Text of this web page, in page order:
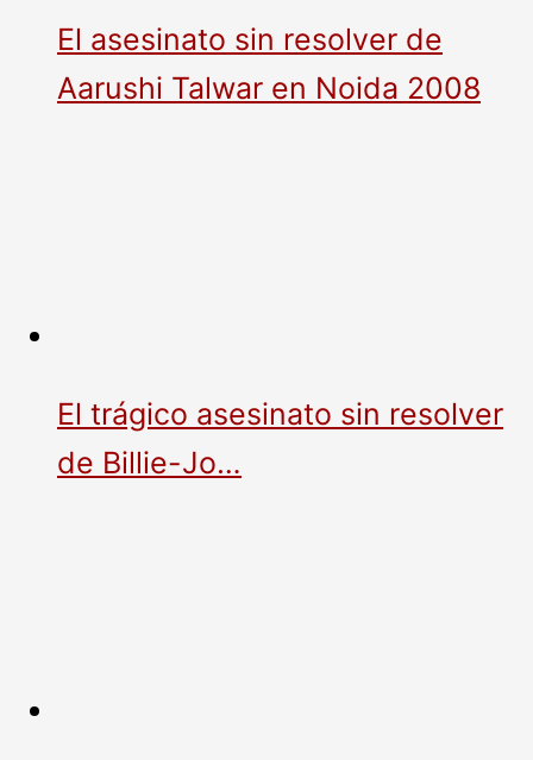
El asesinato sin resolver de
Aarushi Talwar en Noida 2008
El trágico asesinato sin resolver
de Billie-Jo…